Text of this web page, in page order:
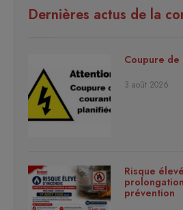
Dernières actus de la
Coupure
3 août 2026
Risque
prévention